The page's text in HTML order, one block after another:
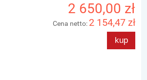
2 650,00 zł
Cena netto: 2 154,47 zł
kup